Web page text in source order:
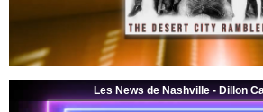
Les News de Nashville - Dillon